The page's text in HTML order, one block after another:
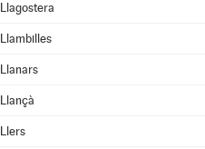
Llagostera
Llambilles
Llanars
Llançà
Llers